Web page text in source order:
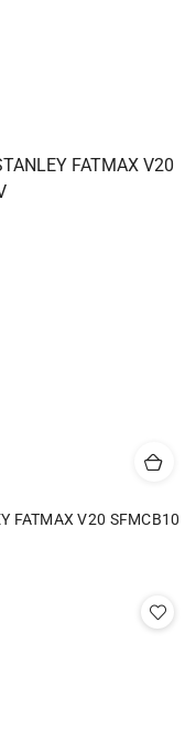
FATMAX V20 SFMCB10